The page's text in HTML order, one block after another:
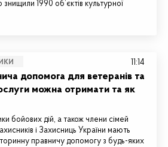
1990 об’єктів культурної
допомога для ветеранів та
можна отримати та як
бойових дій, а також члени сімей
і Захисниць України мають
правничу допомогу з будь-яких
11:14